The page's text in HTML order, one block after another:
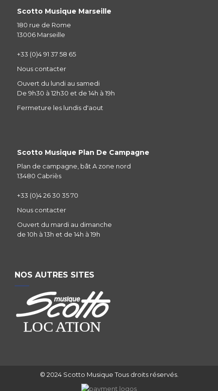
Scotto Musique Marseille
180 rue de Rome
13006 Marseille
+33 (0)4 91 37 58 65
Nous contacter
Ouvert du lundi au samedi
De 9h30 à 12h30 et de 14h à 19h
Fermeture les lundis d'aout
Scotto Musique Plan De Campagne
Plan de campagne, bât A zone nord
13480 Cabriès
+33 (0)4 26 30 35 70
Nous contacter
Ouvert du mardi au dimanche
de 10h à 13h et de 14h à 19h
NOS AUTRES SITES
© 2024 Scotto Musique Tous droits réservés.